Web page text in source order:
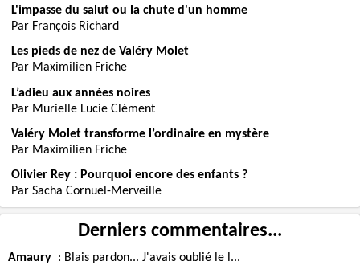
L'impasse du salut ou la chute d'un homme
Par François Richard
Les pieds de nez de Valéry Molet
Par Maximilien Friche
L’adieu aux années noires
Par Murielle Lucie Clément
Valéry Molet transforme l’ordinaire en mystère
Par Maximilien Friche
Olivier Rey : Pourquoi encore des enfants ?
Par Sacha Cornuel-Merveille
Derniers commentaires...
Amaury : Blais pardon... J'avais oublié le l...